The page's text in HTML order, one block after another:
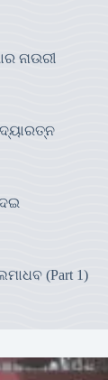
ନାଉରୀ
(Part 1)